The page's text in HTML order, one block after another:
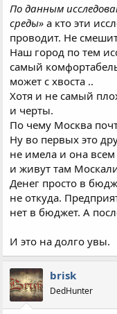
По данным
среды» а кто эти
проводит. Не
Наш город по тем
самый
может с хвоста ..
Хотя и не самый
и черты.
По чему Москва
Ну во первых это
не имела и она
и живут там
Денег просто в
не откуда.
нет в бюджет. А
И это на долго увы.
brisk
DedHunter